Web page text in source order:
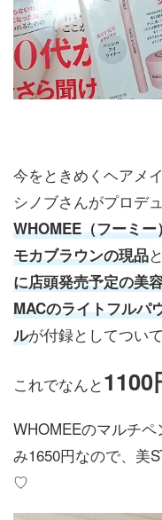
今をときめくヘアメ
シノブさんがプロデ
WHOMEE（フーミ
モカブラウンの現品
に店頭発売予定の美
MACのライトフルパ
ルが付録としてつい
これでなんと1100
WHOMEEのマルチ
み1650円なので、美
♡